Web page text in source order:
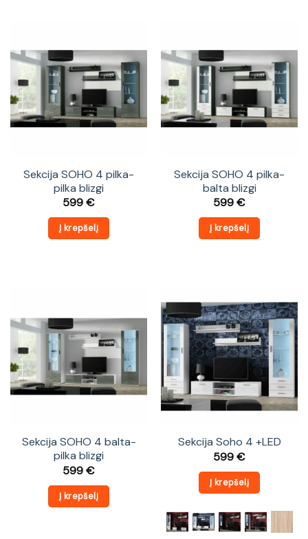
Sekcija SOHO 4 pilka-
pilka blizgi
599€
Į krepšelį
Sekcija SOHO 4 pilka-
balta blizgi
599€
Į krepšelį
Sekcija SOHO 4 balta-
pilka blizgi
599€
Į krepšelį
Sekcija Soho 4 +LED
599€
Į krepšelį